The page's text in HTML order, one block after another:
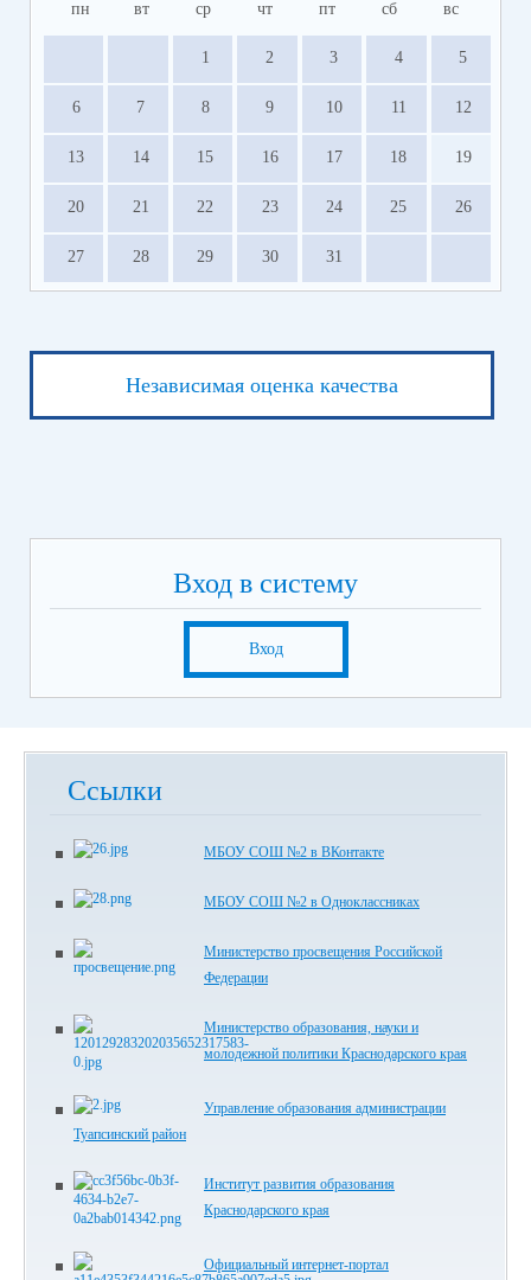
пн вт ср чт пт сб вс
1 2 3 4 5
6 7 8 9 10 11 12
13 14 15 16 17 18 19
20 21 22 23 24 25 26
27 28 29 30 31
Независимая оценка качества
Вход в систему
Вход
Ссылки
МБОУ СОШ №2 в ВКонтакте
МБОУ СОШ №2 в Одноклассниках
Министерство просвещения Российской
Федерации
Министерство образования, науки и
молодежной политики Краснодарского края
Управление образования администрации
Туапсинский район
Институт развития образования
Краснодарского края
Официальный интернет-портал